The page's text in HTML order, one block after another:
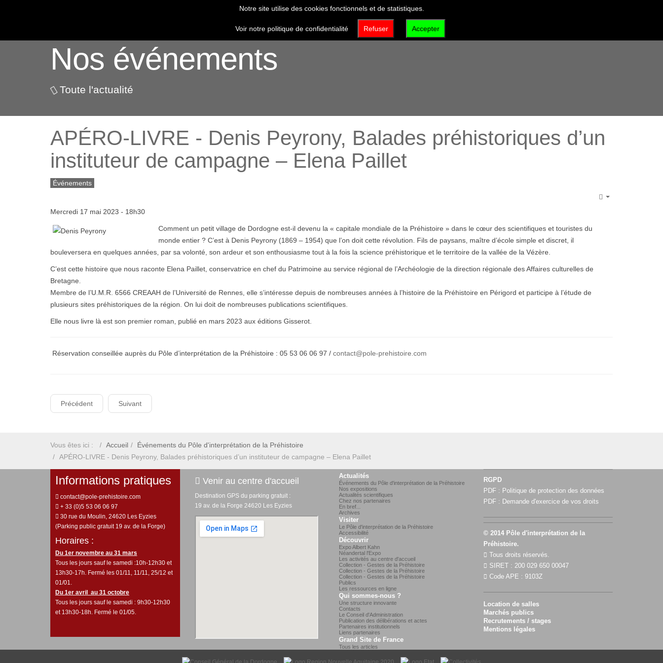
VISITER DÉCOUVRIR QUI SOMMES-NOUS ?
Nos événements
Toute l'actualité
APÉRO-LIVRE - Denis Peyrony, Balades préhistoriques d’un
instituteur de campagne – Elena Paillet
Événements
Mercredi 17 mai 2023 - 18h30
Comment un petit village de Dordogne est-il devenu la « capitale mondiale de la Préhistoire » dans le cœur des scientifiques et touristes du
monde entier ? C’est à Denis Peyrony (1869 – 1954) que l’on doit cette révolution. Fils de paysans, maître d’école simple et discret, il
bouleversera en quelques années, par sa volonté, son ardeur et son enthousiasme tout à la fois la science préhistorique et le territoire de la vallée de la Vézère.
C’est cette histoire que nous raconte Elena Paillet, conservatrice en chef du Patrimoine au service régional de l’Archéologie de la direction régionale des Affaires culturelles de
Bretagne.
Membre de l’U.M.R. 6566 CREAAH de l’Université de Rennes, elle s’intéresse depuis de nombreuses années à l’histoire de la Préhistoire en Périgord et participe à l’étude de
plusieurs sites préhistoriques de la région. On lui doit de nombreuses publications scientifiques.
Elle nous livre là est son premier roman, publié en mars 2023 aux éditions Gisserot.
Réservation conseillée auprès du Pôle d’interprétation de la Préhistoire : 05 53 06 06 97 / contact@pole-prehistoire.com
Précédent Suivant
Vous êtes ici : Accueil
Événements du Pôle d'interprétation de la Préhistoire
APÉRO-LIVRE - Denis Peyrony, Balades préhistoriques d’un instituteur de campagne – Elena Paillet
Informations pratiques
contact@pole-prehistoire.com
+ 33 (0)5 53 06 06 97
30 rue du Moulin, 24620 Les Eyzies
(Parking public gratuit 19 av. de la Forge)
Horaires :
Du 1er novembre au 31 mars
Tous les jours sauf le samedi :10h-12h30 et
13h30-17h. Fermé les 01/11, 11/11, 25/12 et
01/01.
Du 1er avril au 31 octobre
Tous les jours sauf le samedi : 9h30-12h30
et 13h30-18h. Fermé le 01/05.
Venir au centre d'accueil
Destination GPS du parking gratuit :
19 av. de la Forge 24620 Les Eyzies
Actualités
Événements du Pôle d'interprétation de la Préhistoire
Nos expositions
Actualités scientifiques
Chez nos partenaires
En bref...
Archives
Visiter
Le Pôle d'interprétation de la Préhistoire
Accessibilité
Découvrir
Expo Albert Kahn
Néandertal l'Expo
Les activités au centre d'accueil
Collection - Gestes de la Préhistoire
Collection - Gestes de la Préhistoire
Collection - Gestes de la Préhistoire
Publics
Les ressources en ligne
Qui sommes-nous ?
Une structure innovante
Contacts
Le Conseil d'Administration
Publication des délibérations et actes
Partenaires institutionnels
Liens partenaires
Grand Site de France
Tous les articles
RGPD
PDF : Politique de protection des données
PDF : Demande d'exercice de vos droits
© 2014 Pôle d'interprétation de la
Préhistoire.
Tous droits réservés.
SIRET : 200 029 650 00047
Code APE : 9103Z
Location de salles
Marchés publics
Recrutements / stages
Mentions légales
Notre site utilise des cookies fonctionnels et de statistiques.
Voir notre politique de confidentialité Refuser Accepter